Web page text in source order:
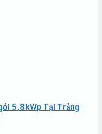
5.8kWp Tại Trảng